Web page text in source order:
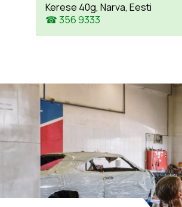
Kerese 40g, Narva, Eesti
☎ 356 9333